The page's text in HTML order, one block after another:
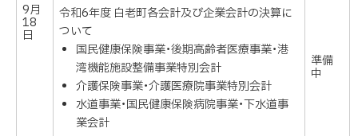
9月
18
日
令和6年度 白老町各会計及び企業会計の決算に
ついて
国民健康保険事業・後期高齢者医療事業・港
湾機能施設整備事業特別会計
介護保険事業・介護医療院事業特別会計
水道事業・国民健康保険病院事業・下水道事
業会計
準備
中